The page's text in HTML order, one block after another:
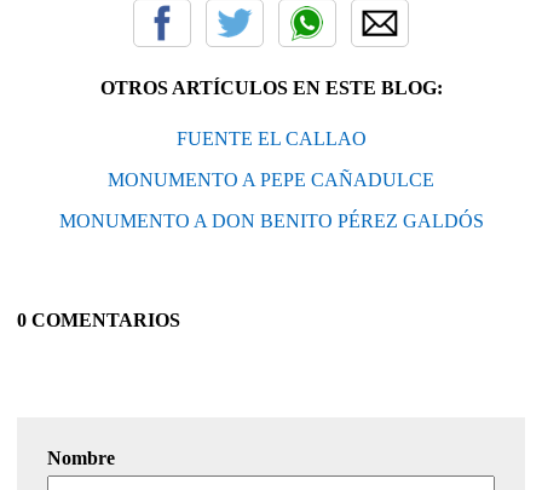
OTROS ARTÍCULOS EN ESTE BLOG:
FUENTE EL CALLAO
MONUMENTO A PEPE CAÑADULCE
MONUMENTO A DON BENITO PÉREZ GALDÓS
0 COMENTARIOS
Nombre